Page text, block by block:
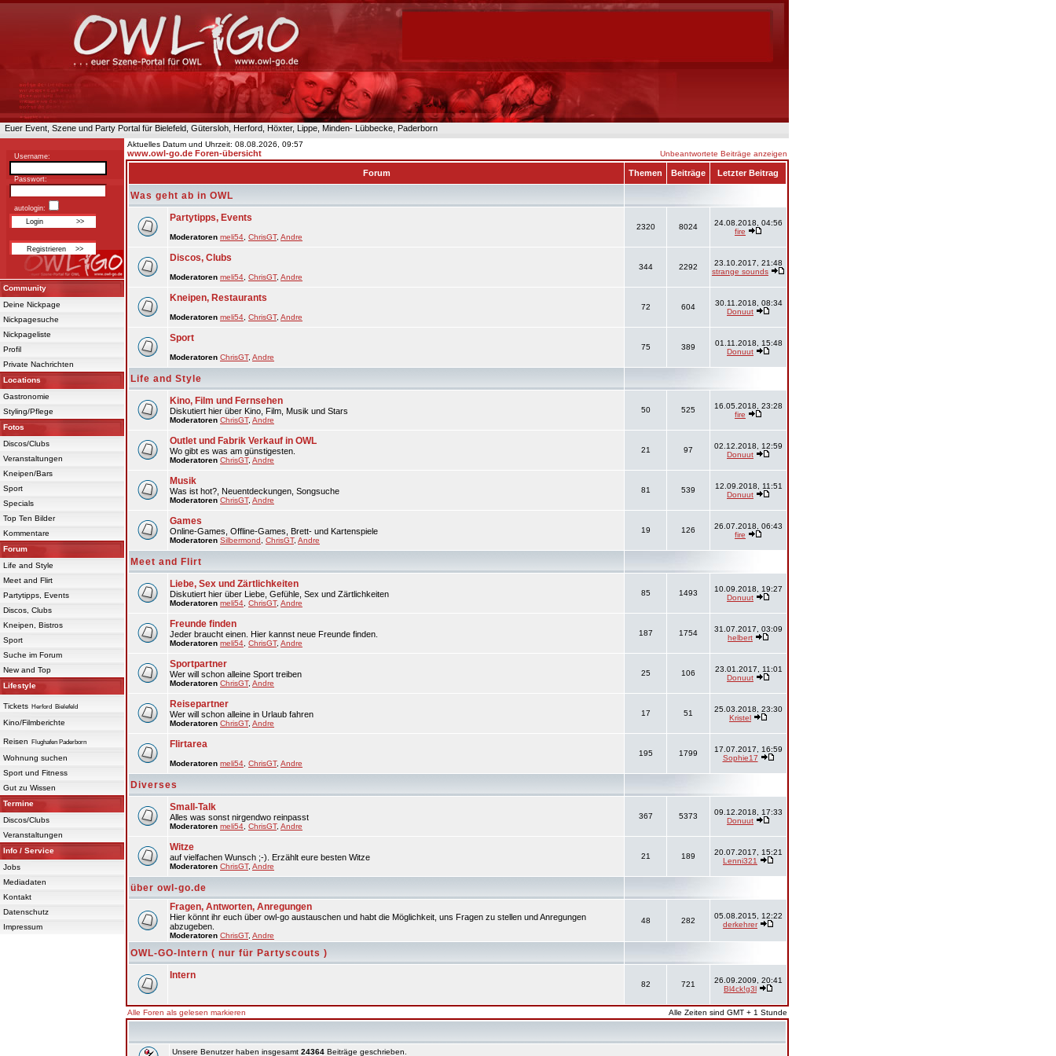
Euer Event, Szene und Party Portal für Bielefeld, Gütersloh, Herford, Höxter, Lippe, Minden- Lübbecke, Paderborn
Username:
Passwort:
autologin:
Community
Deine Nickpage
Nickpagesuche
Nickpageliste
Profil
Private Nachrichten
Locations
Gastronomie
Styling/Pflege
Fotos
Discos/Clubs
Veranstaltungen
Kneipen/Bars
Sport
Specials
Top Ten Bilder
Kommentare
Forum
Life and Style
Meet and Flirt
Partytipps, Events
Discos, Clubs
Kneipen, Bistros
Sport
Suche im Forum
New and Top
Lifestyle
Tickets Herford Bielefeld
Kino/Filmberichte
Reisen Flughafen Paderborn
Wohnung suchen
Sport und Fitness
Gut zu Wissen
Termine
Discos/Clubs
Veranstaltungen
Info / Service
Jobs
Mediadaten
Kontakt
Datenschutz
Impressum
Aktuelles Datum und Uhrzeit: 08.08.2026, 09:57
www.owl-go.de Foren-übersicht Unbeantwortete Beiträge anzeigen
Forum Themen Beiträge Letzter Beitrag
Was geht ab in OWL
Partytipps, Events
Moderatoren meli54 ChrisGT, Andre
2320 8024
24.08.2018, 04:56
fire
Discos, Clubs
Moderatoren meli54 ChrisGT, Andre
344 2292
23.10.2017, 21:48
strange sounds
Kneipen, Restaurants
Moderatoren meli54 ChrisGT, Andre
72 604
30.11.2018, 08:34
Donuut
Sport
Moderatoren ChrisGT, Andre
75 389
01.11.2018, 15:48
Donuut
Life and Style
Kino, Film und Fernsehen
Diskutiert hier über Kino, Film, Musik und Stars
Moderatoren ChrisGT, Andre
50 525
16.05.2018, 23:28
fire
Outlet und Fabrik Verkauf in OWL
Wo gibt es was am günstigesten.
Moderatoren ChrisGT, Andre
21 97
02.12.2018, 12:59
Donuut
Musik
Was ist hot?, Neuentdeckungen, Songsuche
Moderatoren ChrisGT, Andre
81 539
12.09.2018, 11:51
Donuut
Games
Online-Games, Offline-Games, Brett- und Kartenspiele
Moderatoren Silbermond ChrisGT, Andre
19 126
26.07.2018, 06:43
fire
Meet and Flirt
Liebe, Sex und Zärtlichkeiten
Diskutiert hier über Liebe, Gefühle, Sex und Zärtlichkeiten
Moderatoren meli54 ChrisGT, Andre
85 1493
10.09.2018, 19:27
Donuut
Freunde finden
Jeder braucht einen. Hier kannst neue Freunde finden.
Moderatoren meli54 ChrisGT, Andre
187 1754
31.07.2017, 03:09
helbert
Sportpartner
Wer will schon alleine Sport treiben
Moderatoren ChrisGT, Andre
25 106
23.01.2017, 11:01
Donuut
Reisepartner
Wer will schon alleine in Urlaub fahren
Moderatoren ChrisGT, Andre
17 51
25.03.2018, 23:30
Kristel
Flirtarea
Moderatoren meli54 ChrisGT, Andre
195 1799
17.07.2017, 16:59
Sophie17
Diverses
Small-Talk
Alles was sonst nirgendwo reinpasst
Moderatoren meli54 ChrisGT, Andre
367 5373
09.12.2018, 17:33
Donuut
Witze
auf vielfachen Wunsch ;-). Erzählt eure besten Witze
Moderatoren ChrisGT, Andre
21 189
20.07.2017, 15:21
Lenni321
über owl-go.de
Fragen, Antworten, Anregungen
Hier könnt ihr euch über owl-go austauschen und habt die Möglichkeit, uns Fragen zu stellen und Anregungen
abzugeben.
Moderatoren ChrisGT, Andre
48 282
05.08.2015, 12:22
derkehrer
OWL-GO-Intern ( nur für Partyscouts )
Intern
82 721
26.09.2009, 20:41
Bl4ck!g3l
Alle Foren als gelesen markieren Alle Zeiten sind GMT + 1 Stunde
Unsere Benutzer haben insgesamt 24364 Beiträge geschrieben.